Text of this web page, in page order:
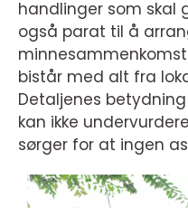
handlinger som skal
også parat til å
bistår med alt fra
Detaljenes
kan ikke
sørger for at ingen